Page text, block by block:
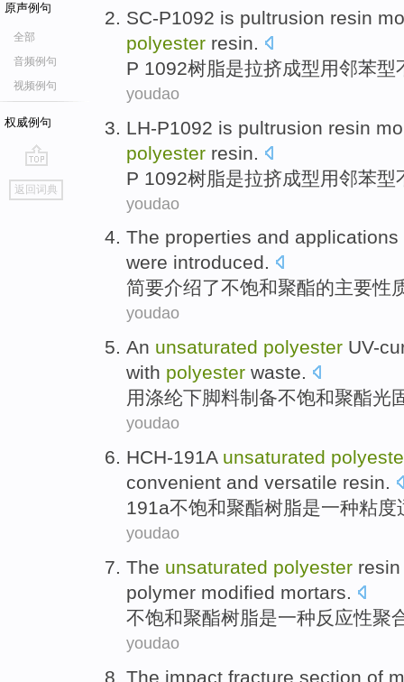
原声例句
全部
音频例句
视频例句
权威例句
go
top
返回词典
SC-P1092 is pultrusion resin
polyester resin.
P 1092树脂是拉挤成型用邻苯型
youdao
LH-P1092 is pultrusion resin
polyester resin.
P 1092树脂是拉挤成型 用邻苯型
youdao
The properties and applications
were introduced.
简要介绍了不饱和聚酯的主要性
youdao
An unsaturated polyester UV-
with polyester waste.
用涤纶下脚料制备不饱和聚酯光
youdao
HCH-191A unsaturated
convenient and versatile resin.
191a不饱和聚酯树脂是一种粘度
youdao
The unsaturated polyester resin
polymer modified mortars.
不饱和聚酯树脂是一种反应性聚
youdao
The impact fracture section of